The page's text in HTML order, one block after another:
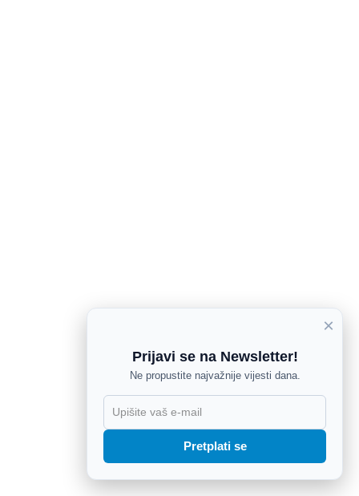
×
Prijavi se na Newsletter!
Ne propustite najvažnije vijesti dana.
Pretplati se